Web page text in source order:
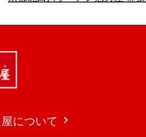
について